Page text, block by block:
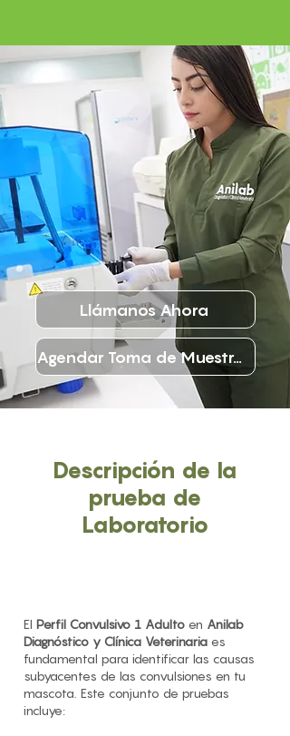
Llámanos Ahora
Agendar Toma de Muestras
Descripción de la
prueba de
Laboratorio
El Perfil Convulsivo 1 Adulto en Anilab
Diagnóstico y Clínica Veterinaria es
fundamental para identificar las causas
subyacentes de las convulsiones en tu
mascota. Este conjunto de pruebas
incluye: